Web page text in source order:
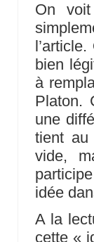
On
bien
à
Platon.
une
tient au
vide,
idée
A la
cette «